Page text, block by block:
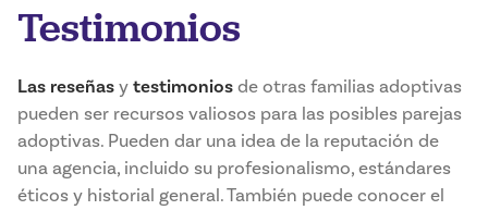
Testimonios
Las reseñasytestimoniosde otras familias adoptivas
pueden ser recursos valiosos para las posibles parejas
adoptivas. Pueden dar una idea de la reputación de
una agencia, incluido su profesionalismo, estándares
éticos y historial general. También puede conocer el